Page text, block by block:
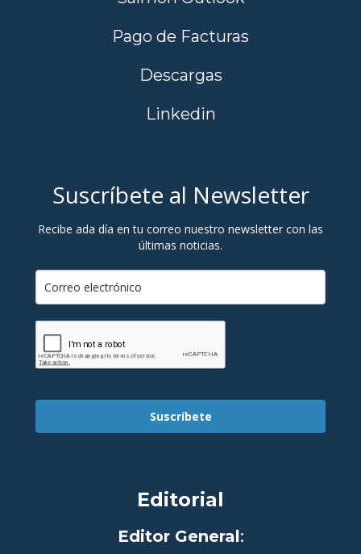
Pago de Facturas
Descargas
Linkedin
Suscríbete al Newsletter
Recibe ada día en tu correo nuestro newsletter con las
últimas noticias.
Suscríbete
Editorial
Editor General: